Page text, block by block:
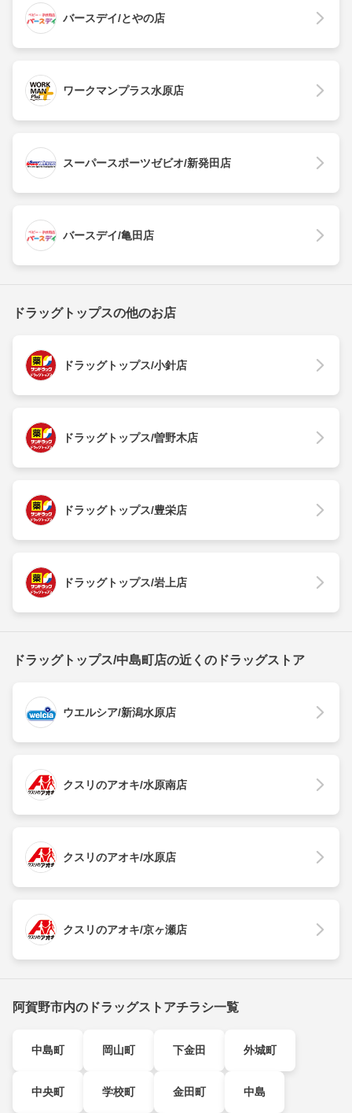
バースデイ/とやの店
ワークマンプラス水原店
スーパースポーツゼビオ/新発田店
バースデイ/亀田店
ドラッグトップスの他のお店
ドラッグトップス/小針店
ドラッグトップス/曽野木店
ドラッグトップス/豊栄店
ドラッグトップス/岩上店
ドラッグトップス/中島町店の近くのドラッグストア
ウエルシア/新潟水原店
クスリのアオキ/水原南店
クスリのアオキ/水原店
クスリのアオキ/京ヶ瀬店
阿賀野市内のドラッグストアチラシ一覧
中島町 岡山町 下金田 外城町
中央町 学校町 金田町 中島